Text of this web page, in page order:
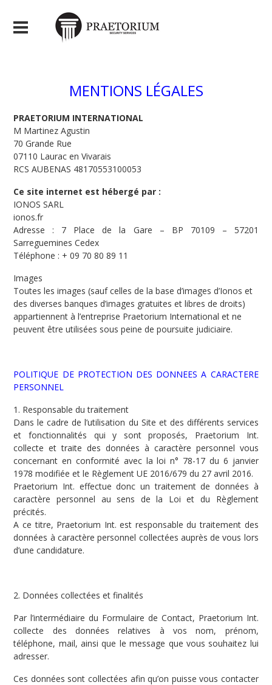
MENTIONS LÉGALES
PRAETORIUM INTERNATIONAL
M Martinez Agustin
70 Grande Rue
07110 Laurac en Vivarais
RCS AUBENAS 48170553100053
Ce site internet est hébergé par :
IONOS SARL
ionos.fr
Adresse : 7 Place de la Gare – BP 70109 – 57201
Sarreguemines Cedex
Téléphone : + 09 70 80 89 11
Images
Toutes les images (sauf celles de la base d’images d’Ionos et
des diverses banques d’images gratuites et libres de droits)
appartiennent à l’entreprise Praetorium International et ne
peuvent être utilisées sous peine de poursuite judiciaire.
POLITIQUE DE PROTECTION DES DONNEES A CARACTERE
PERSONNEL
1. Responsable du traitement
Dans le cadre de l’utilisation du Site et des différents services
et fonctionnalités qui y sont proposés, Praetorium Int.
collecte et traite des données à caractère personnel vous
concernant en conformité avec la loi n° 78-17 du 6 janvier
1978 modifiée et le Règlement UE 2016/679 du 27 avril 2016.
Praetorium Int. effectue donc un traitement de données à
caractère personnel au sens de la Loi et du Règlement
précités.
A ce titre, Praetorium Int. est responsable du traitement des
données à caractère personnel collectées auprès de vous lors
d’une candidature.
2. Données collectées et finalités
Par l’intermédiaire du Formulaire de Contact, Praetorium Int.
collecte des données relatives à vos nom, prénom,
téléphone, mail, ainsi que le message que vous souhaitez lui
adresser.
Ces données sont collectées afin qu’on puisse vous contacter